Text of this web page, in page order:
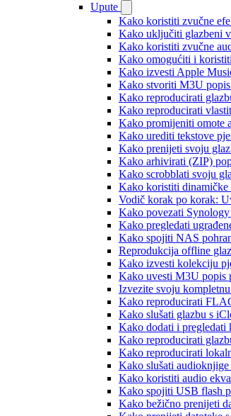
Upute
Kako koristiti zvučne
Kako uključiti glazbeni
Kako koristiti zvučne
Kako omogućiti i
Kako izvesti Apple
Kako stvoriti M3U
Kako reproducirati
Kako reproducirati
Kako promijeniti omote
Kako urediti tekstove
Kako prenijeti svoju
Kako arhivirati (ZIP)
Kako scrobblati svoju
Kako koristiti dinamičke
Vodič korak po korak:
Kako povezati
Kako pregledati
Kako spojiti NAS
Reprodukcija offline
Kako izvesti kolekciju
Kako uvesti M3U popis
Izvezite svoju
Kako reproducirati
Kako slušati glazbu s
Kako dodati i pregledati
Kako reproducirati
Kako reproducirati
Kako slušati
Kako koristiti audio
Kako spojiti USB flash
Kako bežično prenijeti